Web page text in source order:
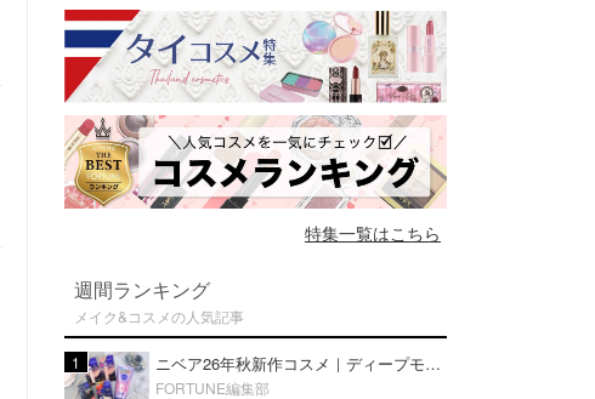
特集一覧はこちら
週間ランキング
メイク&コスメの人気記事
1 ニベア26年秋新作コスメ｜ディープモイスチャーリップの美容液タイプや2in1ボディクリームスクラブも
FORTUNE編集部